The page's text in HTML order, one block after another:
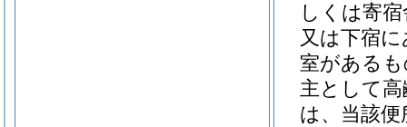
しくは寄宿
又は下宿
室がある
主として
は、当該